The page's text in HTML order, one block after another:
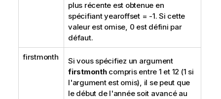
plus récente est obtenue en
spécifiantyearoffset = -1. Si cette
valeur est omise, 0 est défini par
défaut.
firstmonth
Si vous spécifiez un argument
firstmonthcompris entre 1 et 12 (1 si
l'argument est omis), il se peut que
le début de l'année soit avancé au